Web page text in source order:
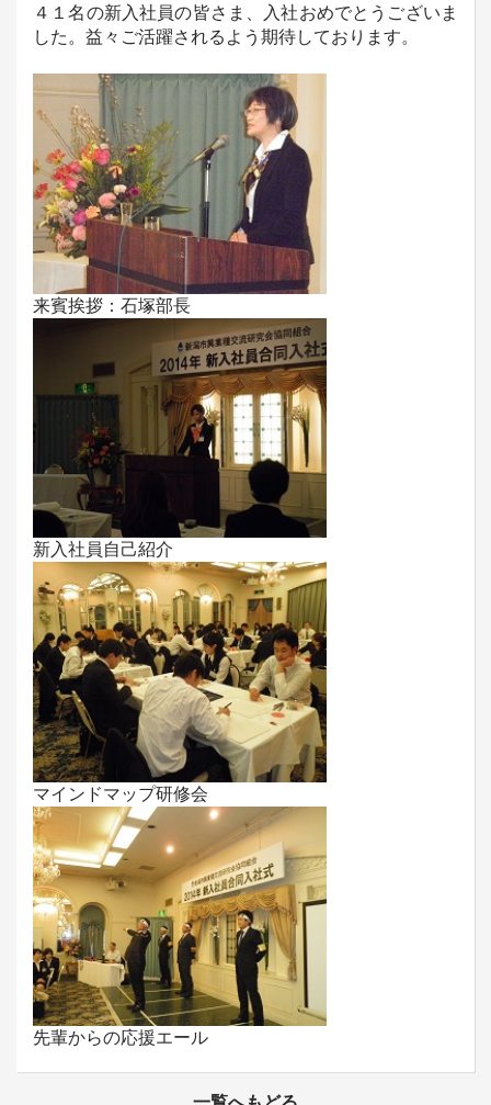
４１名の新入社員の皆さま、入社おめでとうございま
した。益々ご活躍されるよう期待しております。
来賓挨拶：石塚部長
新入社員自己紹介
マインドマップ研修会
先輩からの応援エール